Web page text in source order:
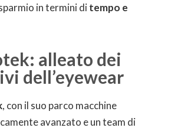
in termini ditempo e
alleato dei
dell’eyewear
, con il suo parco macchine
avanzato e un team di